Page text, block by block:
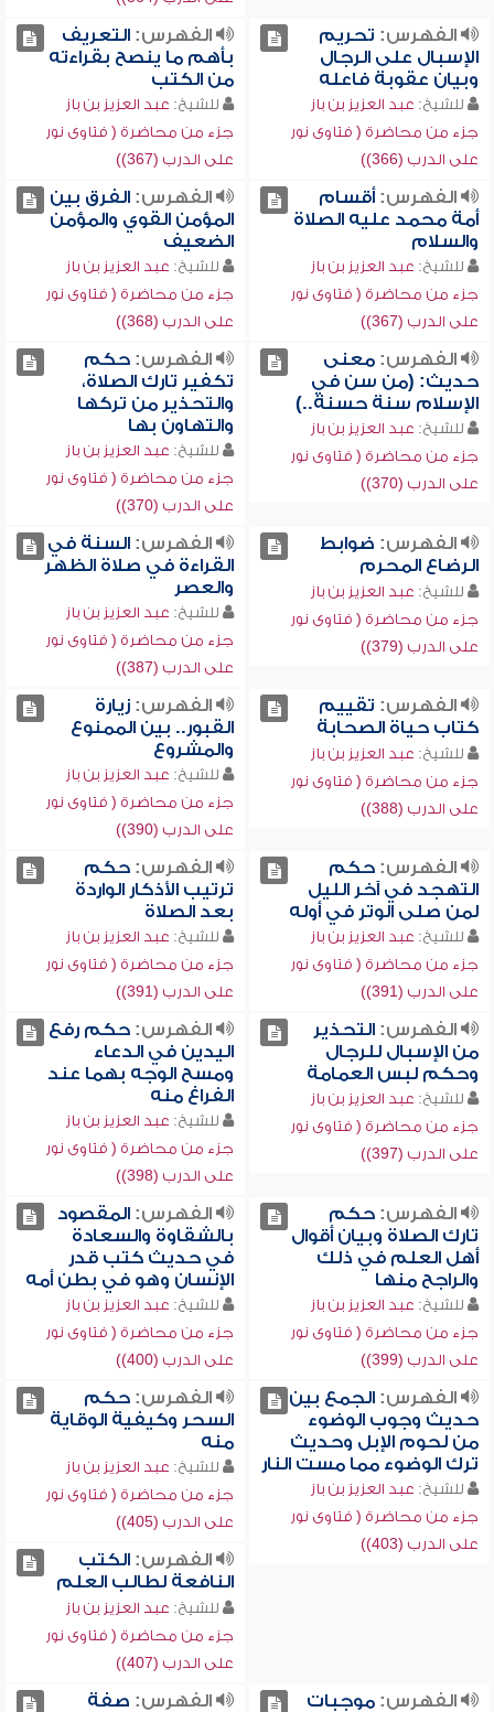
الفهرس: تحريم
الإسبال على الرجال
وبيان عقوبة فاعله
للشيخ: عبد العزيز بن باز
جزء من محاضرة ( فتاوى نور
على الدرب (366))
الفهرس:التعريف
بأهم ما ينصح بقراءته
من الكتب
للشيخ: عبد العزيز بن باز
جزء من محاضرة ( فتاوى نور
على الدرب (367))
الفهرس:أقسام
أمة محمد عليه الصلاة
والسلام
للشيخ: عبد العزيز بن باز
جزء من محاضرة ( فتاوى نور
على الدرب (367))
الفهرس:الفرق بين
المؤمن القوي والمؤمن
الضعيف
للشيخ: عبد العزيز بن باز
جزء من محاضرة ( فتاوى نور
على الدرب (368))
الفهرس:معنى
حديث: (من سن في
الإسلام سنة حسنة..)
للشيخ: عبد العزيز بن باز
جزء من محاضرة ( فتاوى نور
على الدرب (370))
الفهرس:حكم
تكفير تارك الصلاة،
والتحذير من تركها
والتهاون بها
للشيخ: عبد العزيز بن باز
جزء من محاضرة ( فتاوى نور
على الدرب (370))
الفهرس: ضوابط
الرضاع المحرم
للشيخ: عبد العزيز بن باز
جزء من محاضرة ( فتاوى نور
على الدرب (379))
الفهرس:السنة في
القراءة في صلاة الظهر
والعصر
للشيخ: عبد العزيز بن باز
جزء من محاضرة ( فتاوى نور
على الدرب (387))
الفهرس: تقييم
كتاب حياة الصحابة
للشيخ: عبد العزيز بن باز
جزء من محاضرة ( فتاوى نور
على الدرب (388))
الفهرس:زيارة
القبور.. بين الممنوع
والمشروع
للشيخ: عبد العزيز بن باز
جزء من محاضرة ( فتاوى نور
على الدرب (390))
الفهرس:حكم
التهجد في آخر الليل
لمن صلى الوتر في أوله
للشيخ: عبد العزيز بن باز
جزء من محاضرة ( فتاوى نور
على الدرب (391))
الفهرس:حكم
ترتيب الأذكار الواردة
بعد الصلاة
للشيخ: عبد العزيز بن باز
جزء من محاضرة ( فتاوى نور
على الدرب (391))
الفهرس:التحذير
من الإسبال للرجال
وحكم لبس العمامة
للشيخ: عبد العزيز بن باز
جزء من محاضرة ( فتاوى نور
على الدرب (397))
الفهرس:حكم رفع
اليدين في الدعاء
ومسح الوجه بهما عند
الفراغ منه
للشيخ: عبد العزيز بن باز
جزء من محاضرة ( فتاوى نور
على الدرب (398))
الفهرس:حكم
تارك الصلاة وبيان أقوال
أهل العلم في ذلك
والراجح منها
للشيخ: عبد العزيز بن باز
جزء من محاضرة ( فتاوى نور
على الدرب (399))
الفهرس:المقصود
بالشقاوة والسعادة
في حديث كتب قدر
الإنسان وهو في بطن أمه
للشيخ: عبد العزيز بن باز
جزء من محاضرة ( فتاوى نور
على الدرب (400))
الفهرس:الجمع بين
حديث وجوب الوضوء
من لحوم الإبل وحديث
ترك الوضوء مما مست النار
للشيخ: عبد العزيز بن باز
جزء من محاضرة ( فتاوى نور
على الدرب (403))
الفهرس:حكم
السحر وكيفية الوقاية
منه
للشيخ: عبد العزيز بن باز
جزء من محاضرة ( فتاوى نور
على الدرب (405))
الفهرس:الكتب
النافعة لطالب العلم
للشيخ: عبد العزيز بن باز
جزء من محاضرة ( فتاوى نور
على الدرب (407))
الفهرس:موجبات الفهرس: صفة